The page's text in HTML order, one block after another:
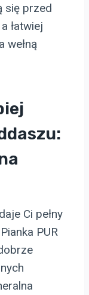
się przed
łatwiej
wełną
Ci pełny
PUR